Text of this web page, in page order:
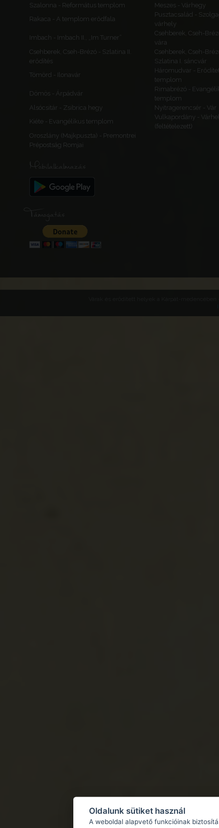
Szalonna - Református templom
Meszes - Várhegy
Rakaca - A templom erődfala
Pusztacsalád -
várhely
Imbach - Imbach II., „Im Turner”
Csehberek, Cseh-
vára
Csehberek, Cseh-Brézó - Szlatina II.
erődítés
Csehberek, Cseh-
Szlatina I. sáncvár
Tömörd - Ilonavár
Háromudvar -
templom
Dömös - Árpádvár
Rimabrézó -
templom
Alsócsitár - Zsibrica hegy
Nyitragerencsér - Vár
Kiéte - Evangélikus templom
Vulkapordány -
(feltételezett)
Oroszlány (Majkpuszta) - Premontrei
Prépostság Romjai
Mobilalkalmazás
Támogatás
Oldalunk sütiket használ
A weboldal alapvető funkcióinak